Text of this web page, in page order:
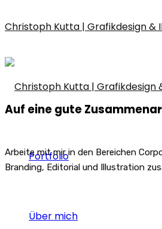
Christoph Kutta | Grafikdesign &
Portfolio
Über mich
Auf eine gute
Arbeite mit mir in den Bereichen
Branding, Editorial und Illustration